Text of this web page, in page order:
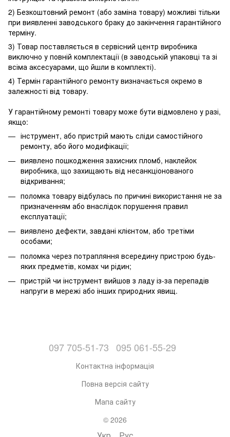
2) Безкоштовний ремонт (або заміна товару) можливі тільки
при виявленні заводського браку до закінчення гарантійного
терміну.
3) Товар поставляється в сервісний центр виробника
виключно у повній комплектації (в заводській упаковці та зі
всіма аксесуарами, що йшли в комплекті).
4) Термін гарантійного ремонту визначається окремо в
залежності від товару.
У гарантійному ремонті товару може бути відмовлено у разі,
якщо:
інструмент, або пристрій мають сліди самостійного
ремонту, або його модифікації;
виявлено пошкодження захисних пломб, наклейок
виробника, що захищають від несанкціонованого
відкривання;
поломка товару відбулась по причині використання не за
призначенням або внаслідок порушення правил
експлуатації;
виявлено дефекти, завдані клієнтом, або третіми
особами;
поломка через потрапляння всередину пристрою будь-
яких предметів, комах чи рідин;
пристрій чи інструмент вийшов з ладу із-за перепадів
напруги в мережі або інших природних явищ.
097 705-51-73 095 061-55-29
Контактна інформація
Повна версія сайту
Мапа сайту
© 2026